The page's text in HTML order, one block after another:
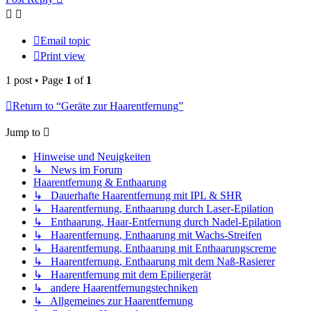
Email topic
Print view
1 post • Page 1 of 1
Return to “Geräte zur Haarentfernung”
Jump to
Hinweise und Neuigkeiten
↳ News im Forum
Haarentfernung & Enthaarung
↳ Dauerhafte Haarentfernung mit IPL & SHR
↳ Haarentfernung, Enthaarung durch Laser-Epilation
↳ Enthaarung, Haar-Entfernung durch Nadel-Epilation
↳ Haarentfernung, Enthaarung mit Wachs-Streifen
↳ Haarentfernung, Enthaarung mit Enthaarungscreme
↳ Haarentfernung, Enthaarung mit dem Naß-Rasierer
↳ Haarentfernung mit dem Epiliergerät
↳ andere Haarentfernungstechniken
↳ Allgemeines zur Haarentfernung